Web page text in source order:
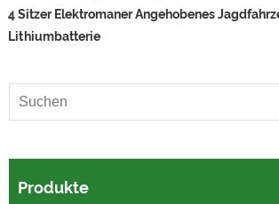
4 Sitzer Elektromaner Angehobenes
Lithiumbatterie
Produkte